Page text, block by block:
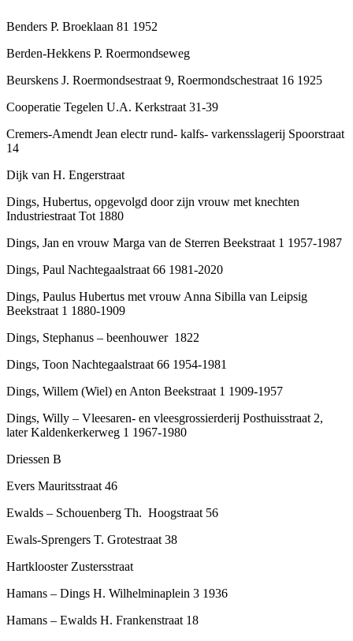
Benders P. Broeklaan 81 1952
Berden-Hekkens P. Roermondseweg
Beurskens J. Roermondsestraat 9, Roermondschestraat 16 1925
Cooperatie Tegelen U.A. Kerkstraat 31-39
Cremers-Amendt Jean electr rund- kalfs- varkensslagerij Spoorstraat
14
Dijk van H. Engerstraat
Dings, Hubertus, opgevolgd door zijn vrouw met knechten
Industriestraat Tot 1880
Dings, Jan en vrouw Marga van de Sterren Beekstraat 1 1957-1987
Dings, Paul Nachtegaalstraat 66 1981-2020
Dings, Paulus Hubertus met vrouw Anna Sibilla van Leipsig
Beekstraat 1 1880-1909
Dings, Stephanus – beenhouwer 1822
Dings, Toon Nachtegaalstraat 66 1954-1981
Dings, Willem (Wiel) en Anton Beekstraat 1 1909-1957
Dings, Willy – Vleesaren- en vleesgrossierderij Posthuisstraat 2,
later Kaldenkerkerweg 1 1967-1980
Driessen B
Evers Mauritsstraat 46
Ewalds – Schouenberg Th. Hoogstraat 56
Ewals-Sprengers T. Grotestraat 38
Hartklooster Zustersstraat
Hamans – Dings H. Wilhelminaplein 3 1936
Hamans – Ewalds H. Frankenstraat 18